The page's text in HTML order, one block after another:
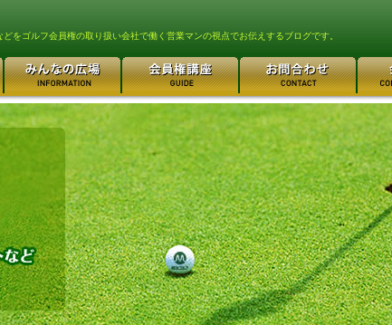
をゴルフ会員権の取り扱い会社で働く営業マンの視点でお伝えするブログです。